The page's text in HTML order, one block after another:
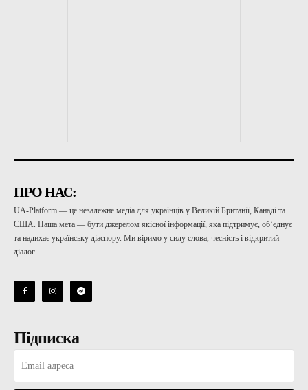
ПРО НАС:
UA-Platform — це незалежне медіа для українців у Великій Британії, Канаді та
США. Наша мета — бути джерелом якісної інформації, яка підтримує, об’єднує
та надихає українську діаспору. Ми віримо у силу слова, чесність і відкритий
діалог.
Підписка